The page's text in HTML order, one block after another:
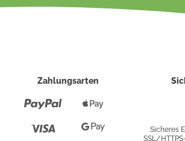
Zahlungsarten
Paypal
Pay
Sicheres
SSL/